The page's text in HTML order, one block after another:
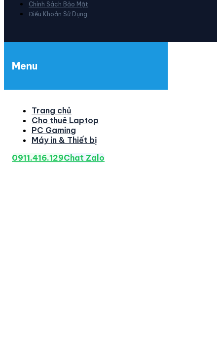
Chính Sách Bảo Mật
Điều Khoản Sử Dụng
Menu
Trang chủ
Cho thuê Laptop
PC Gaming
Máy in & Thiết bị
0911.416.129Chat Zalo